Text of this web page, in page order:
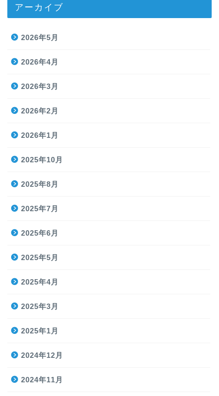
アーカイブ
2026年5月
2026年4月
2026年3月
2026年2月
2026年1月
2025年10月
2025年8月
2025年7月
2025年6月
2025年5月
2025年4月
2025年3月
2025年1月
2024年12月
2024年11月